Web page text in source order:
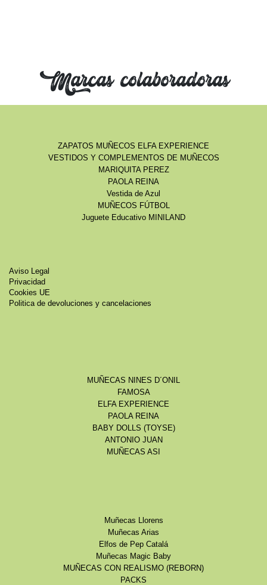
Marcas colaboradoras
ZAPATOS MUÑECOS ELFA EXPERIENCE
VESTIDOS Y COMPLEMENTOS DE MUÑECOS
MARIQUITA PEREZ
PAOLA REINA
Vestida de Azul
MUÑECOS FÚTBOL
Juguete Educativo MINILAND
Aviso Legal
Privacidad
Cookies UE
Politica de devoluciones y cancelaciones
MUÑECAS NINES D´ONIL
FAMOSA
ELFA EXPERIENCE
PAOLA REINA
BABY DOLLS (TOYSE)
ANTONIO JUAN
MUÑECAS ASI
Muñecas Llorens
Muñecas Arias
Elfos de Pep Catalá
Muñecas Magic Baby
MUÑECAS CON REALISMO (REBORN)
PACKS